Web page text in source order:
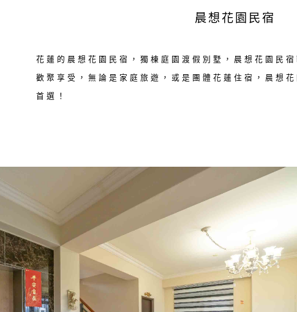
晨想花園民宿
花蓮的晨想花園民宿，獨棟庭園渡假別墅，晨想花園民
歡聚享受，無論是家庭旅遊，或是團體花蓮住宿，晨想
首選！